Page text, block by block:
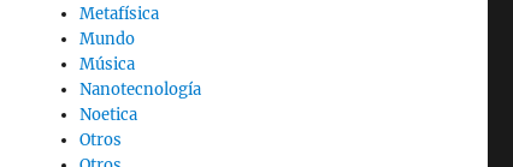
Metafísica
Mundo
Música
Nanotecnología
Noetica
Otros